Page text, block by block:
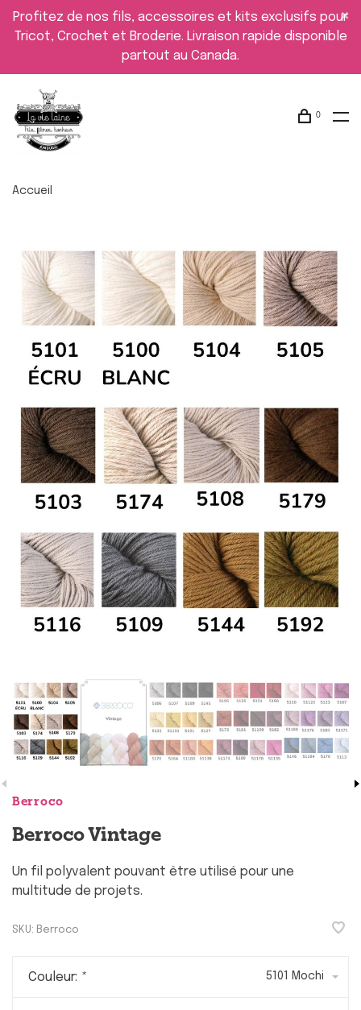
Profitez de nos fils, accessoires et kits exclusifs pour
Tricot, Crochet et Broderie. Livraison rapide disponible
partout au Canada.
0
Accueil
Berroco
Berroco Vintage
Un fil polyvalent pouvant être utilisé pour une
multitude de projets.
SKU: Berroco
Couleur: * 5101 Mochi